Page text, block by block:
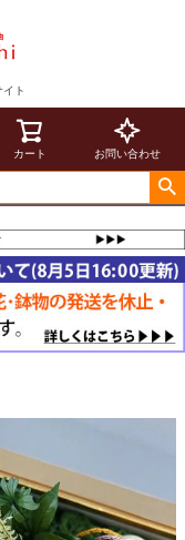
ト
カート お問い合わせ